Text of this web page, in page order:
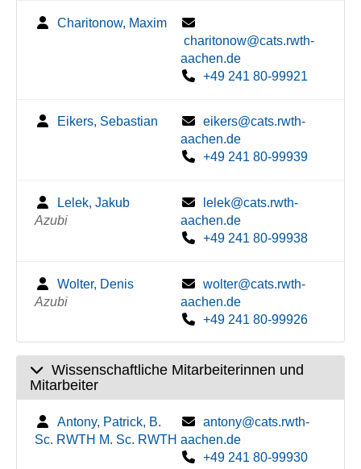
Charitonow, Maxim
charitonow@cats.rwth-
aachen.de
+49 241 80-99921
Eikers, Sebastian
eikers@cats.rwth-
aachen.de
+49 241 80-99939
Lelek, Jakub
Azubi
lelek@cats.rwth-
aachen.de
+49 241 80-99938
Wolter, Denis
Azubi
wolter@cats.rwth-
aachen.de
+49 241 80-99926
Wissenschaftliche Mitarbeiterinnen und
Mitarbeiter
Antony, Patrick, B.
Sc. RWTH M. Sc. RWTH
antony@cats.rwth-
aachen.de
+49 241 80-99930